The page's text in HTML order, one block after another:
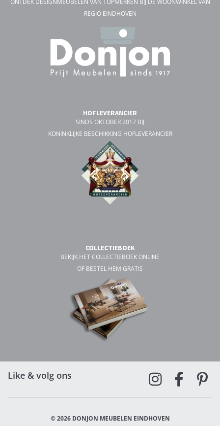
ONTDEK DESIGNMEUBELEN VAN TOPMERKEN BIJ DÉ WOONWINKEL VAN
REGIO EINDHOVEN
HOFLEVERANCIER
SINDS OKTOBER 2017 BIJ
KONINKLIJKE BESCHIKKING HOFLEVERANCIER
COLLECTIEBOEK
BEKIJK HET COLLECTIEBOEK ONLINE
OF BESTEL HEM GRATIS
Like & volg ons
© 2026 DONJON MEUBELEN EINDHOVEN